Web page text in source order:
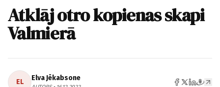
Atklāj otro kopienas skapi
Valmierā
EL Elva Jēkabsone